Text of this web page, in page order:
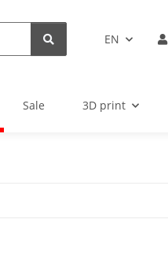
EN
Sale 3D print